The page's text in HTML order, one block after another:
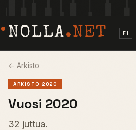
NOLLA.NET FI
← Arkisto
ARKISTO 2020
Vuosi 2020
32 juttua.